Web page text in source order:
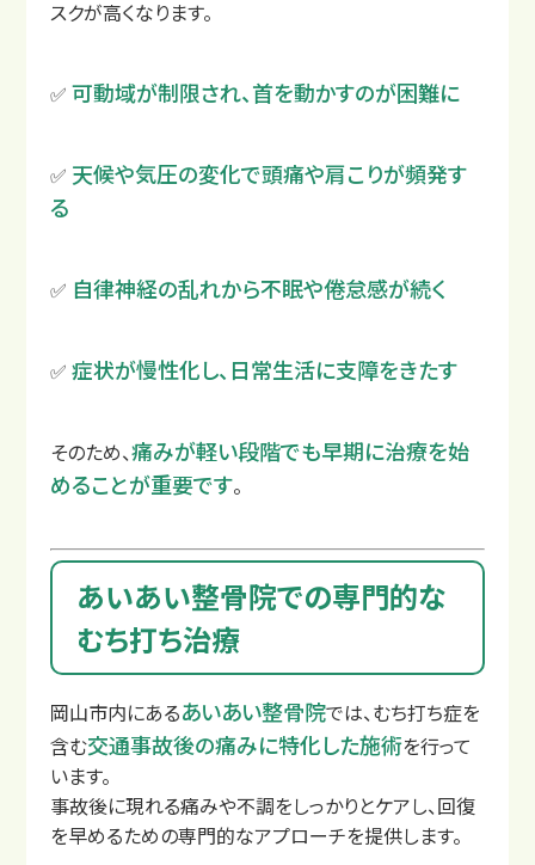
スクが高くなります。
✅可動域が制限され、首を動かすのが困難に
✅ 天候や気圧の変化で頭痛や肩こりが頻発す
る
✅ 自律神経の乱れから不眠や倦怠感が続く
✅症状が慢性化し、日常生活に支障をきたす
そのため、痛みが軽い段階でも早期に治療を始
めることが重要です。
あいあい整骨院での専門的な
むち打ち治療
岡山市内にあるあいあい整骨院では、むち打ち症を
含む交通事故後の痛みに特化した施術を行って
います。
事故後に現れる痛みや不調をしっかりとケアし、回復
を早めるための専門的なアプローチを提供します。